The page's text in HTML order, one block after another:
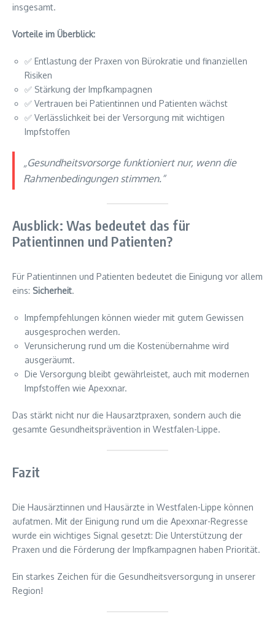
insgesamt.
Vorteile im Überblick:
✅ Entlastung der Praxen von Bürokratie und finanziellen
Risiken
✅ Stärkung der Impfkampagnen
✅ Vertrauen bei Patientinnen und Patienten wächst
✅ Verlässlichkeit bei der Versorgung mit wichtigen
Impfstoffen
„Gesundheitsvorsorge funktioniert nur, wenn die
Rahmenbedingungen stimmen.“
Ausblick: Was bedeutet das für
Patientinnen und Patienten?
Für Patientinnen und Patienten bedeutet die Einigung vor allem
eins: Sicherheit.
Impfempfehlungen können wieder mit gutem Gewissen
ausgesprochen werden.
Verunsicherung rund um die Kostenübernahme wird
ausgeräumt.
Die Versorgung bleibt gewährleistet, auch mit modernen
Impfstoffen wie Apexxnar.
Das stärkt nicht nur die Hausarztpraxen, sondern auch die
gesamte Gesundheitsprävention in Westfalen-Lippe.
Fazit
Die Hausärztinnen und Hausärzte in Westfalen-Lippe können
aufatmen. Mit der Einigung rund um die Apexxnar-Regresse
wurde ein wichtiges Signal gesetzt: Die Unterstützung der
Praxen und die Förderung der Impfkampagnen haben Priorität.
Ein starkes Zeichen für die Gesundheitsversorgung in unserer
Region!